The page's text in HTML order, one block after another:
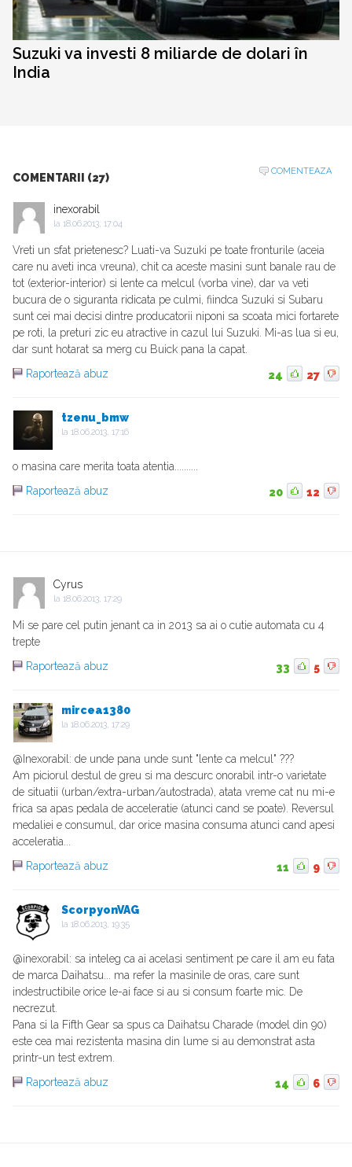
Suzuki va investi 8 miliarde de dolari în
India
COMENTARII (27)
COMENTEAZA
inexorabil
la 18.06.2013, 17:04
Vreti un sfat prietenesc? Luati-va Suzuki pe toate fronturile (aceia
care nu aveti inca vreuna), chit ca aceste masini sunt banale rau de
tot (exterior-interior) si lente ca melcul (vorba vine), dar va veti
bucura de o siguranta ridicata pe culmi, fiindca Suzuki si Subaru
sunt cei mai decisi dintre producatorii niponi sa scoata mici fortarete
pe roti, la preturi zic eu atractive in cazul lui Suzuki. Mi-as lua si eu,
dar sunt hotarat sa merg cu Buick pana la capat.
Raportează abuz
24 27
tzenu_bmw
la 18.06.2013, 17:16
o masina care merita toata atentia..........
Raportează abuz
20 12
Cyrus
la 18.06.2013, 17:29
Mi se pare cel putin jenant ca in 2013 sa ai o cutie automata cu 4
trepte
Raportează abuz
33 5
mircea1380
la 18.06.2013, 17:29
@Inexorabil: de unde pana unde sunt "lente ca melcul" ???
Am piciorul destul de greu si ma descurc onorabil intr-o varietate
de situatii (urban/extra-urban/autostrada), atata vreme cat nu mi-e
frica sa apas pedala de acceleratie (atunci cand se poate). Reversul
medaliei e consumul, dar orice masina consuma atunci cand apesi
acceleratia...
Raportează abuz
11 9
ScorpyonVAG
la 18.06.2013, 19:35
@inexorabil: sa inteleg ca ai acelasi sentiment pe care il am eu fata
de marca Daihatsu... ma refer la masinile de oras, care sunt
indestructibile orice le-ai face si au si consum foarte mic. De
necrezut.
Pana si la Fifth Gear sa spus ca Daihatsu Charade (model din 90)
este cea mai rezistenta masina din lume si au demonstrat asta
printr-un test extrem.
Raportează abuz
14 6